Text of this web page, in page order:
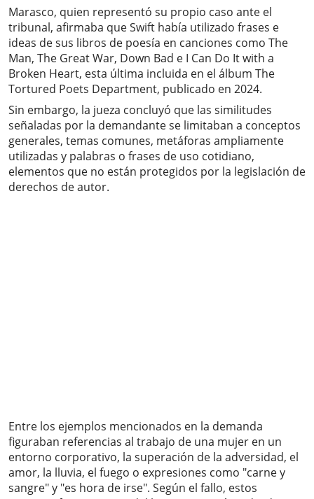
Marasco, quien representó su propio caso ante el
tribunal, afirmaba que Swift había utilizado frases e
ideas de sus libros de poesía en canciones como The
Man, The Great War, Down Bad e I Can Do It with a
Broken Heart, esta última incluida en el álbum The
Tortured Poets Department, publicado en 2024.
Sin embargo, la jueza concluyó que las similitudes
señaladas por la demandante se limitaban a conceptos
generales, temas comunes, metáforas ampliamente
utilizadas y palabras o frases de uso cotidiano,
elementos que no están protegidos por la legislación de
derechos de autor.
Entre los ejemplos mencionados en la demanda
figuraban referencias al trabajo de una mujer en un
entorno corporativo, la superación de la adversidad, el
amor, la lluvia, el fuego o expresiones como "carne y
sangre" y "es hora de irse". Según el fallo, estos